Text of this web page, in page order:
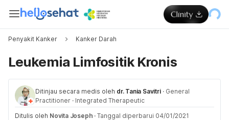
Penyakit Kanker Kanker Darah
Leukemia Limfositik Kronis
Ditinjau secara medis oleh dr. Tania Savitri · General
Practitioner · Integrated Therapeutic
Ditulis oleh Novita Joseph · Tanggal diperbarui 04/01/2021